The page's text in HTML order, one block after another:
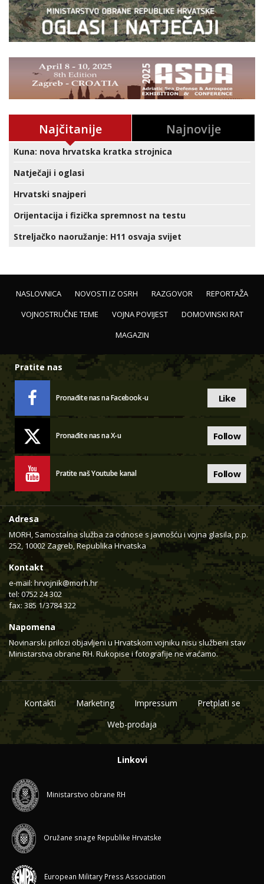
Najčitanije Najnovije
Kuna: nova hrvatska kratka strojnica
Natječaji i oglasi
Hrvatski snajperi
Orijentacija i fizička spremnost na testu
Streljačko naoružanje: H11 osvaja svijet
NASLOVNICA NOVOSTI IZ OSRH RAZGOVOR
REPORTAŽA
VOJNOSTRUČNE TEME
VOJNA POVIJEST
DOMOVINSKI RAT
MAGAZIN
Pratite nas
Pronađite nas na Facebook-u Like
Pronađite nas na X-u Follow
Pratite naš Youtube kanal Follow
Adresa
MORH, Samostalna služba za odnose s javnošću i vojna glasila, p.p.
252, 10002 Zagreb, Republika Hrvatska
Kontakt
e-mail: hrvojnik@morh.hr
tel: 0752 24 302
fax: 385 1/3784 322
Napomena
Novinarski prilozi objavljeni u Hrvatskom vojniku nisu službeni stav
Ministarstva obrane RH. Rukopise i fotografije ne vraćamo.
Kontakti Marketing Impressum
Pretplati se
Web-prodaja
Linkovi
Ministarstvo obrane RH
Oružane snage Republike Hrvatske
European Military Press Association